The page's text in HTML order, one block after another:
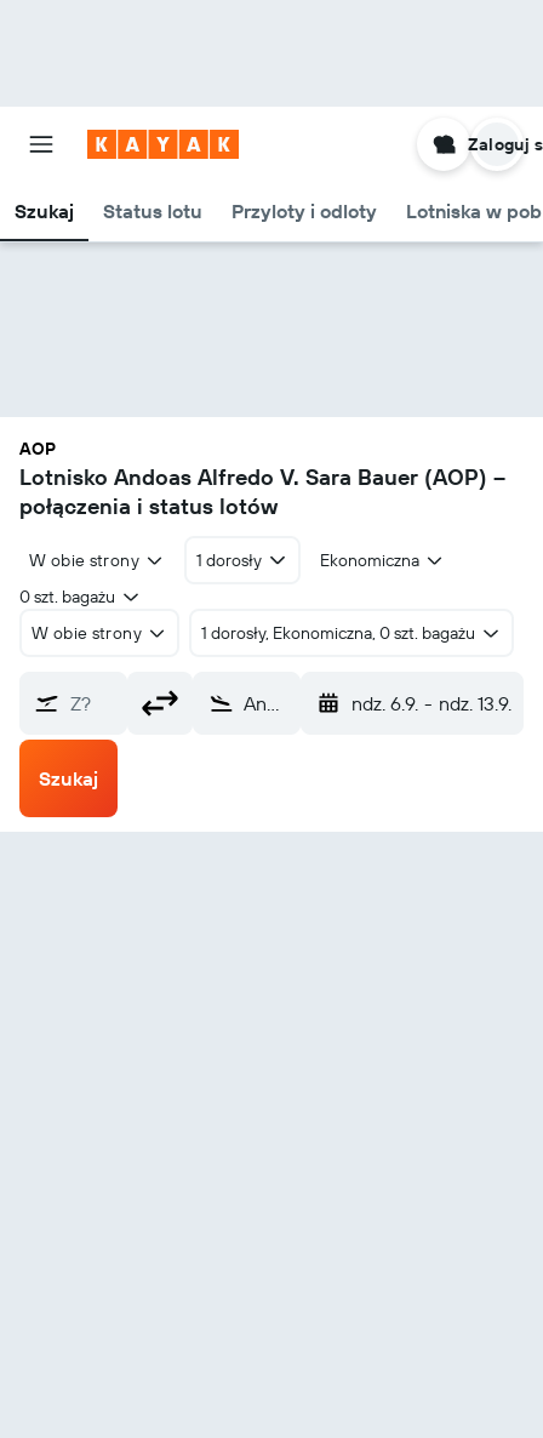
Szukaj Status lotu Przyloty i odloty Lotniska w
Zaloguj
AOP
Lotnisko Andoas Alfredo V. Sara Bauer (AOP) –
połączenia i status lotów
W obie strony 1 dorosły
Ekonomiczna
0 szt. bagażu
W obie strony
1 dorosły, Ekonomiczna, 0 szt. bagażu
Z? Andoas Alfredo V. Sara Bauer (AOP) ndz. 6.9. - ndz. 13.9.
Szukaj